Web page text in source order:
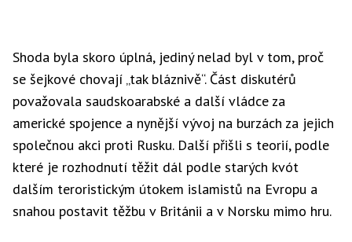
Shoda byla skoro úplná, jediný nelad byl v tom, proč
se šejkové chovají „tak bláznivě“. Část diskutérů
považovala saudskoarabské a další vládce za
americké spojence a nynější vývoj na burzách za jejich
společnou akci proti Rusku. Další přišli s teorií, podle
které je rozhodnutí těžit dál podle starých kvót
dalším teroristickým útokem islamistů na Evropu a
snahou postavit těžbu v Británii a v Norsku mimo hru.